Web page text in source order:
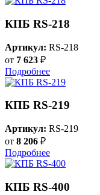
КПБ RS-218
Артикул: RS-218
от 7 623 ₽
Подробнее
КПБ RS-219
Артикул: RS-219
от 8 206 ₽
Подробнее
КПБ RS-400